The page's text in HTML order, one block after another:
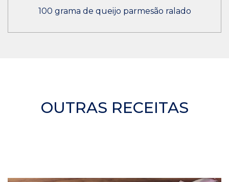
100 grama de queijo parmesão ralado
OUTRAS RECEITAS